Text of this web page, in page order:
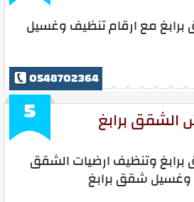
مع ارقام تنظيف وغسيل
0548702364
5 برابغ
وتنظيف ارضيات الشقق
وغسيل شقق برابغ